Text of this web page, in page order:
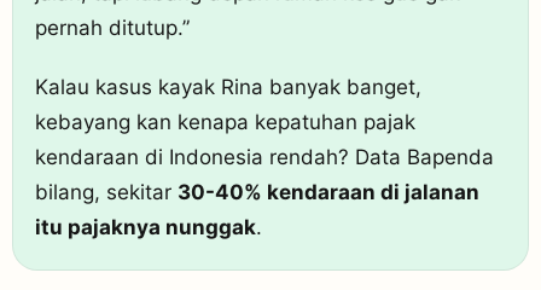
pernah ditutup.”
Kalau kasus kayak Rina banyak banget,
kebayang kan kenapa kepatuhan pajak
kendaraan di Indonesia rendah? Data Bapenda
bilang, sekitar 30-40% kendaraan di jalanan
itu pajaknya nunggak.